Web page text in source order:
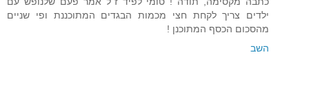
ילדים צריך לקחת חצי מכמות הבגדים המתוכננת ופי שניים
מהסכום הכסף המתוכנן !
השב